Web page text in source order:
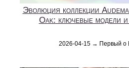
Эволюция коллекции
Oak: ключевые модели
2026-04-15 → Первый о